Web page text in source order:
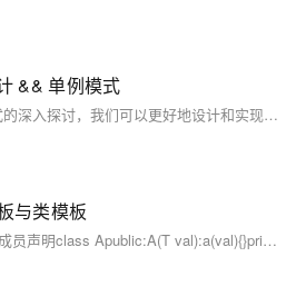
&& 单例模式
通过对特殊类设计和单例模式的深入探讨，我们可以更好地设计和实现复杂的C++程序。特殊类设计提高了代码的安全性和可维护性，而单例模式则确保类的唯一实例性和全局访问性。理解并掌握这些高级设计技巧，对于提升C++编程水平至关重要。
与类模板
class 类模板名private://类内成员声明class Apublic:A(T val):a(val){}private:T a;return 0;运行结果：注意：类模板中的成员函数若是放在类外定义时，需要加模板参数列表。return 0;